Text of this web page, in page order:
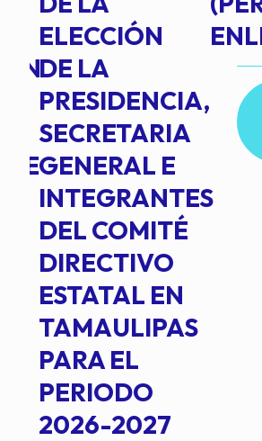
ELECCIÓN
DE LA
PRESIDENCIA,
SECRETARIA
GENERAL E
INTEGRANTES
DEL COMITÉ
DIRECTIVO
ESTATAL EN
TAMAULIPAS
PARA EL
PERIODO
2026-2027